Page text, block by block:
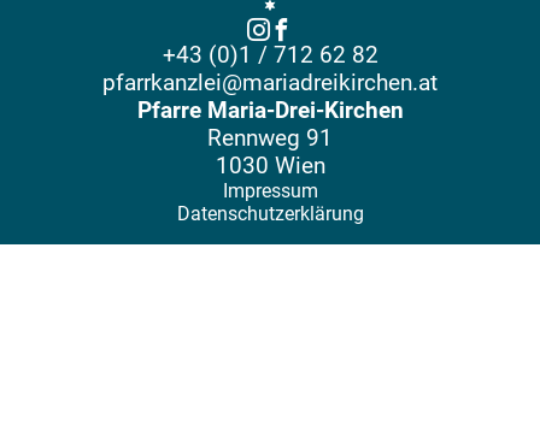
+43 (0)1 / 712 62 82
pfarrkanzlei@mariadreikirchen.at
Pfarre Maria-Drei-Kirchen
Rennweg 91
1030 Wien
Impressum
Datenschutzerklärung